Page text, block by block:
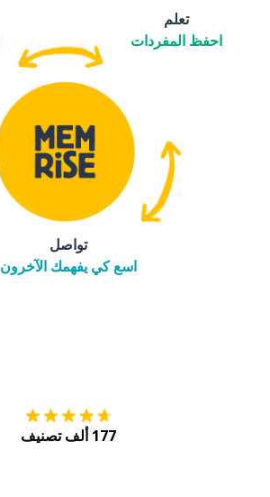
تعلم
احفظ المفردات
تواصل
اسع كي يفهمك الآخرون
177 ألف تصنيف